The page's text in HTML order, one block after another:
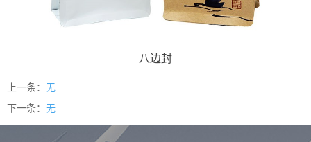
八边封
上一条： 无
下一条： 无